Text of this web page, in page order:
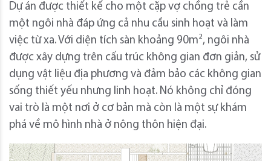
Dự án được thiết kế cho một cặp vợ chồng trẻ cần
một ngôi nhà đáp ứng cả nhu cầu sinh hoạt và làm
việc từ xa. Với diện tích sàn khoảng 90m², ngôi nhà
được xây dựng trên cấu trúc không gian đơn giản, sử
dụng vật liệu địa phương và đảm bảo các không gian
sống thiết yếu nhưng linh hoạt. Nó không chỉ đóng
vai trò là một nơi ở cơ bản mà còn là một sự khám
phá về mô hình nhà ở nông thôn hiện đại.